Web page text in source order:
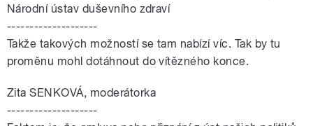
Národní ústav duševního zdraví
--------------------
Takže takových možností se tam nabízí víc. Tak by tu
proměnu mohl dotáhnout do vítězného konce.
Zita SENKOVÁ, moderátorka
--------------------